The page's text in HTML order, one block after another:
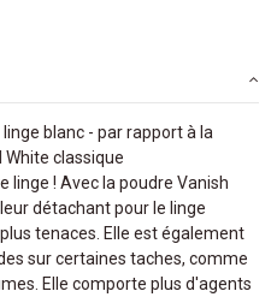
blanc - par rapport à la
White classique
linge ! Avec la poudre Vanish
détachant pour le linge
tenaces. Elle est également
sur certaines taches, comme
Elle comporte plus d'agents